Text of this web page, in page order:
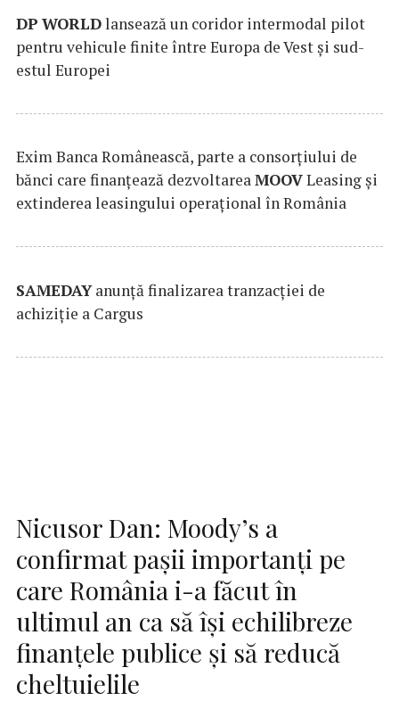
DP WORLDlansează un coridor intermodal pilot
pentru vehicule finite între Europa de Vest și sud-
estul Europei
Exim Banca Românească, parte a consorțiului de
bănci care finanțează dezvoltareaMOOVLeasing și
extinderea leasingului operațional în România
SAMEDAYanunță finalizarea tranzacției de
achiziție a Cargus
Nicusor Dan: Moody’s a
confirmat pașii importanți pe
care România i-a făcut în
ultimul an ca să își echilibreze
finanțele publice și să reducă
cheltuielile